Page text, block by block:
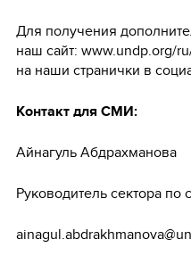
Для получения
наш сайт: www.undp.org/
на наши странички в
Контакт для СМИ:
Айнагуль Абдрахманова
Руководитель сектора